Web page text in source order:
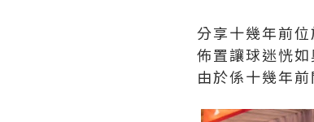
分享十幾年前
佈置讓球迷恍
由於係十幾年